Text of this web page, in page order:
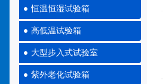
恒温恒湿试验箱
高低温试验箱
大型步入式试验室
紫外老化试验箱